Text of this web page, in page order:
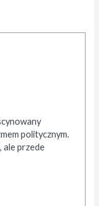
politycznym.
ale przede